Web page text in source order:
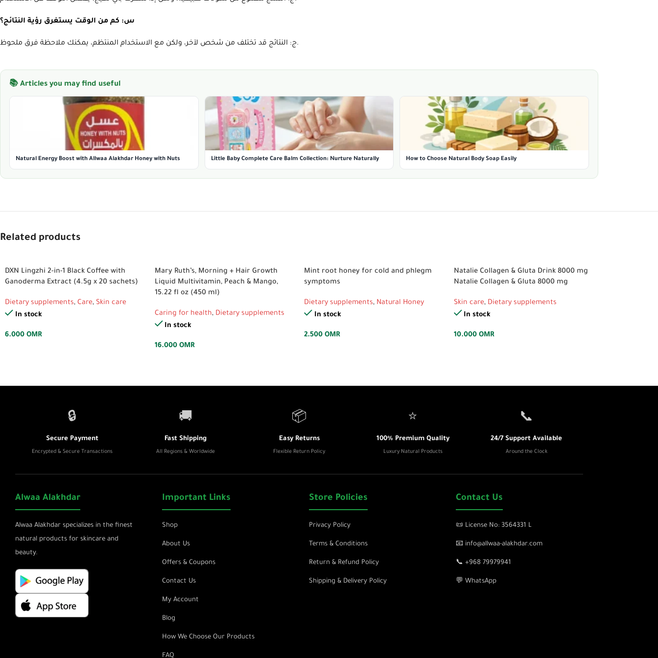
س: كم من الوقت يستغرق رؤية النتائج؟
ج: النتائج قد تختلف من شخص لآخر، ولكن مع الاستخدام المنتظم، يمكنك ملاحظة فرق ملحوظ.
📚 Articles you may find useful
Natural Energy Boost with Allwaa Alakhdar Honey with Nuts Little Baby Complete Care Balm Collection: Nurture Naturally How to Choose Natural Body Soap Easily
Related products
DXN Lingzhi 2-in-1 Black Coffee with
Ganoderma Extract (4.5g x 20 sachets)
Dietary supplements, Care, Skin care
In stock
6.000 OMR
Mary Ruth’s, Morning + Hair Growth
Liquid Multivitamin, Peach & Mango,
15.22 fl oz (450 ml)
Caring for health, Dietary supplements
In stock
16.000 OMR
Mint root honey for cold and phlegm
symptoms
Dietary supplements, Natural Honey
In stock
2.500 OMR
Natalie Collagen & Gluta Drink 8000 mg
Natalie Collagen & Gluta 8000 mg
Skin care, Dietary supplements
In stock
10.000 OMR
🔒
Secure Payment
Encrypted & Secure Transactions
🚚
Fast Shipping
All Regions & Worldwide
📦
Easy Returns
Flexible Return Policy
⭐
100% Premium Quality
Luxury Natural Products
📞
24/7 Support Available
Around the Clock
Alwaa Alakhdar
Alwaa Alakhdar specializes in the finest
natural products for skincare and
beauty.
Important Links
Shop
About Us
Offers & Coupons
Contact Us
My Account
Blog
How We Choose Our Products
FAQ
Store Policies
Privacy Policy
Terms & Conditions
Return & Refund Policy
Shipping & Delivery Policy
Contact Us
📜 License No: 3564331 L
📧 info@allwaa-alakhdar.com
📞 +968 79979941
💬 WhatsApp